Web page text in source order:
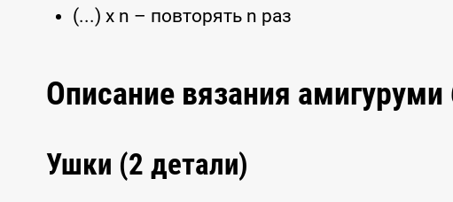
(...) x n – повторять n раз
Описание вязания
Ушки (2 детали)